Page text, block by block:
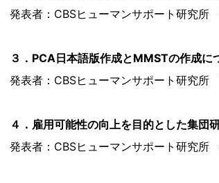
発表者：CBSヒューマンサポート研究
３．PCA日本語版作成とMMSTの作成に
発表者：CBSヒューマンサポート研究
４．雇用可能性の向上を目的とした集団
発表者：CBSヒューマンサポート研究